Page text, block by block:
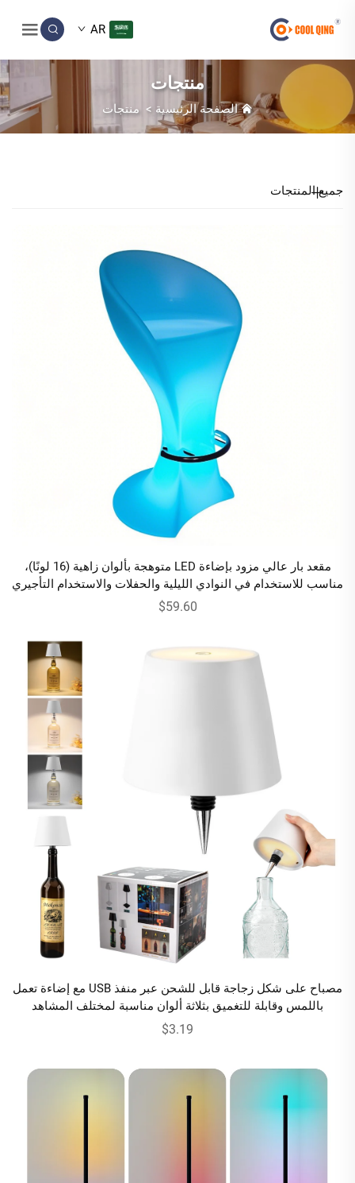
AR
منتجات
الصفحة الرئيسية >منتجات
جميع المنتجات
مقعد بار عالي مزود بإضاءة LED متوهجة بألوان زاهية (16 لونًا)،
مناسب للاستخدام في النوادي الليلية والحفلات والاستخدام التأجيري
$59.60
مصباح على شكل زجاجة قابل للشحن عبر منفذ USB مع إضاءة تعمل
باللمس وقابلة للتغميق بثلاثة ألوان مناسبة لمختلف المشاهد
$3.19